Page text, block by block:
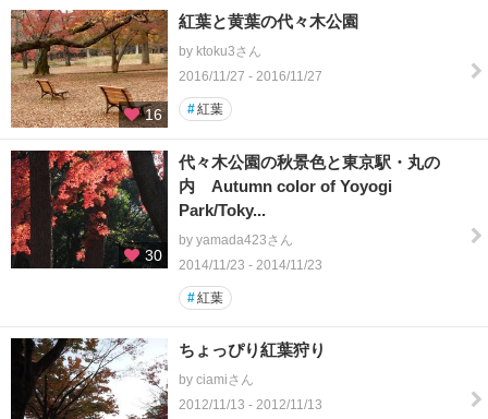
16
紅葉と黄葉の代々木公園
by ktoku3さん
2016/11/27 - 2016/11/27
#紅葉
30
代々木公園の秋景色と東京駅・丸の
内 Autumn color of Yoyogi
Park/Toky...
by yamada423さん
2014/11/23 - 2014/11/23
#紅葉
ちょっぴり紅葉狩り
by ciamiさん
2012/11/13 - 2012/11/13